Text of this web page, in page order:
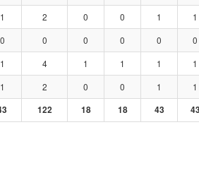
1 2 0 0 1
1
0 0 0 0 0
0
1 4 1 1 1
1
1 2 0 0 1
1
122 18 18 43 43